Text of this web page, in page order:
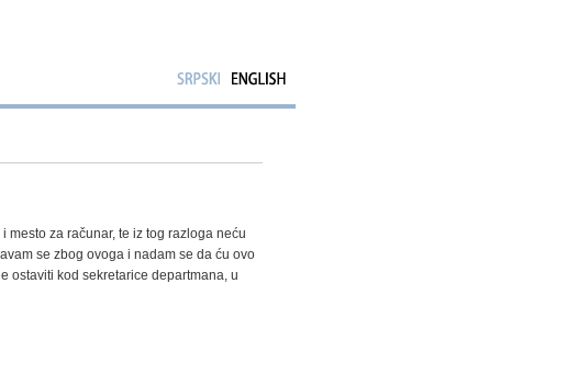
za računar, te iz tog razloga neću
se zbog ovoga i nadam se da ću ovo
ostaviti kod sekretarice departmana, u